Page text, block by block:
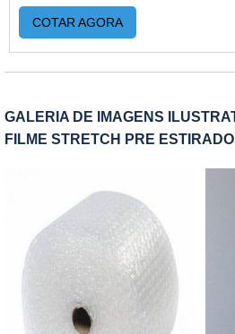
É também muito utilizada em lojas
casa, artigos com volumes maiores.
o modelo mais tradicional e
sendo utilizado para transportar a
dos produtos. A sacola
plástico, que pode ter
espessura e densidade. Esse tipo
ser utilizado em
como:Comércio em geral;
Calçados; Livrarias;
autopeças; Padarias;
produto prático, que pode ser
cliente. Dessa forma, a marca
COTAR AGORA
GALERIA DE IMAGENS
FILME STRETCH PRE